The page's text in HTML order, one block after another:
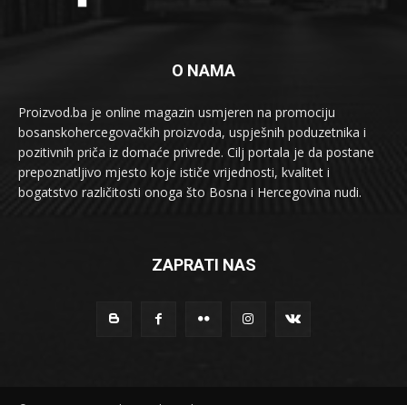
O NAMA
Proizvod.ba je online magazin usmjeren na promociju
bosanskohercegovačkih proizvoda, uspješnih poduzetnika i
pozitivnih priča iz domaće privrede. Cilj portala je da postane
prepoznatljivo mjesto koje ističe vrijednosti, kvalitet i
bogatstvo različitosti onoga što Bosna i Hercegovina nudi.
ZAPRATI NAS